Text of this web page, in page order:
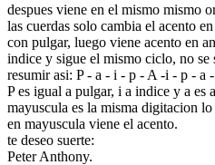
despues viene en el mismo mismo
las cuerdas solo cambia el acento
con pulgar, luego viene acento en
indice y sigue el mismo ciclo, no se
resumir asi: P - a - i - p - A -i - p - a
P es igual a pulgar, i a indice y a es
mayuscula es la misma digitacion
en mayuscula viene el acento.
te deseo suerte:
Peter Anthony.